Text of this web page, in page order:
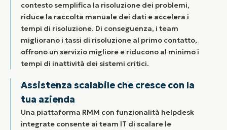
contesto semplifica la risoluzione dei problemi,
riduce la raccolta manuale dei dati e accelera i
tempi di risoluzione. Di conseguenza, i team
migliorano i tassi di risoluzione al primo contatto,
offrono un servizio migliore e riducono al minimo i
tempi di inattività dei sistemi critici.
Assistenza scalabile che cresce con la
tua azienda
Una piattaforma RMM con funzionalità helpdesk
integrate consente ai team IT di scalare le